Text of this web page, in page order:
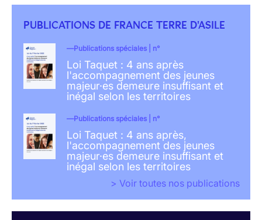
PUBLICATIONS DE FRANCE TERRE D'ASILE
Publications spéciales | n°
Loi Taquet : 4 ans après
l'accompagnement des jeunes
majeur·es demeure insuffisant et
inégal selon les territoires
Publications spéciales | n°
Loi Taquet : 4 ans après,
l'accompagnement des jeunes
majeur·es demeure insuffisant et
inégal selon les territoires
> Voir toutes nos publications